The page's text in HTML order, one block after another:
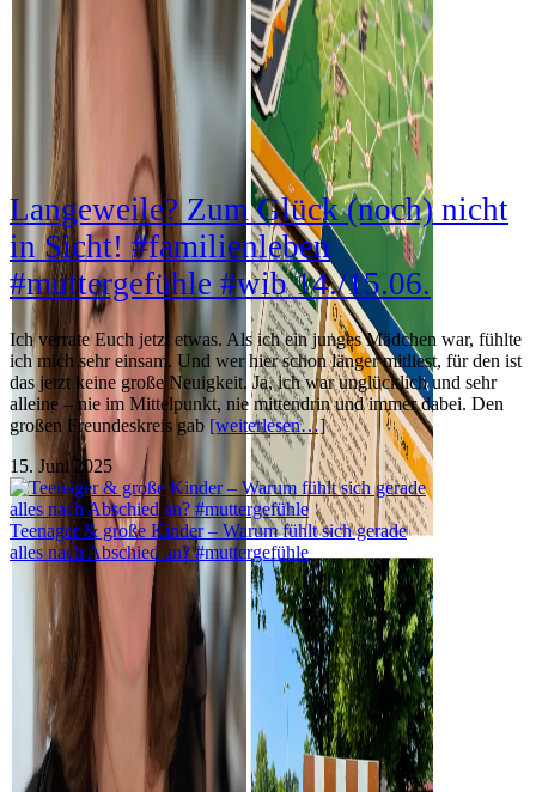
In alle Himmelsrichtungen verteilt. #aboutlastweek
#familie #ferientagebuch #wennkindergroßwerden
Langeweile? Zum Glück (noch) nicht
in Sicht! #familienleben
#muttergefühle #wib 14./15.06.
Ich verrate Euch jetzt etwas. Als ich ein junges Mädchen war, fühlte
ich mich sehr einsam. Und wer hier schon länger mitliest, für den ist
das jetzt keine große Neuigkeit. Ja, ich war unglücklich und sehr
alleine – nie im Mittelpunkt, nie mittendrin und immer dabei. Den
großen Freundeskreis gab [weiterlesen…]
15. Juni 2025
Teenager & große Kinder – Warum fühlt sich gerade
alles nach Abschied an? #muttergefühle